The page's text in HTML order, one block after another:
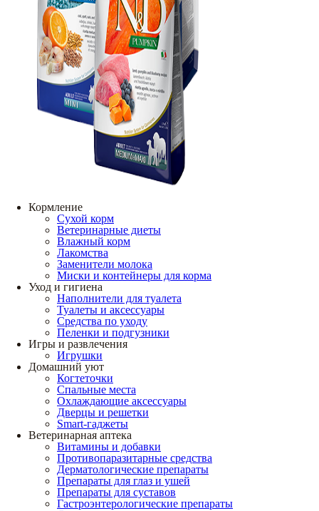
Кормление
Сухой корм
Ветеринарные диеты
Влажный корм
Лакомства
Заменители молока
Миски и контейнеры для корма
Уход и гигиена
Наполнители для туалета
Туалеты и аксессуары
Средства по уходу
Пеленки и подгузники
Игры и развлечения
Игрушки
Домашний уют
Когтеточки
Спальные места
Охлаждающие аксессуары
Дверцы и решетки
Smart-гаджеты
Ветеринарная аптека
Витамины и добавки
Противопаразитарные средства
Дерматологические препараты
Препараты для глаз и ушей
Препараты для суставов
Гастроэнтерологические препараты